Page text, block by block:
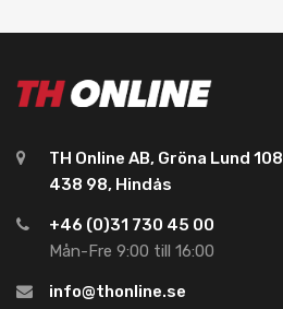
TH Online AB, Gröna Lund 108
438 98, Hindås
+46 (0)31 730 45 00
Mån-Fre 9:00 till 16:00
info@thonline.se